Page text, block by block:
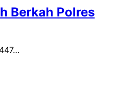
Berkah Polres